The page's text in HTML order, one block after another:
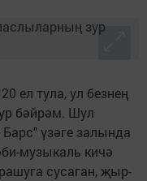
ел тула, ул безнең
бәйрәм. Шул
үзәге залында
музыкаль кичә
сусаган, җыр-